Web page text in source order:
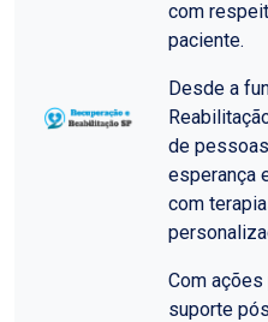
com
paciente.
Desde a
de
esperança
com
Com
suporte